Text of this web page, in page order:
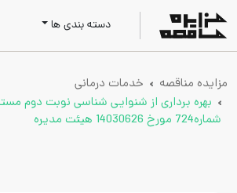
دسته بندی ها
مزایده مناقصه
خدمات درمانی
بهره برداری از شنوایی شناسی نوبت دوم
شماره724 مورخ 14030626 هیئت مدیره